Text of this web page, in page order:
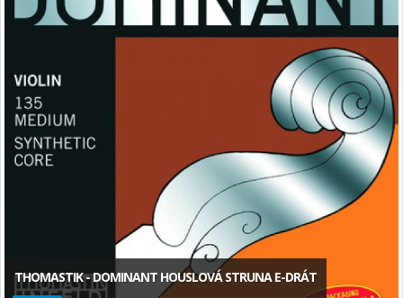
THOMASTIK - DOMINANT HOUSLOVÁ STRUNA E-DRÁT